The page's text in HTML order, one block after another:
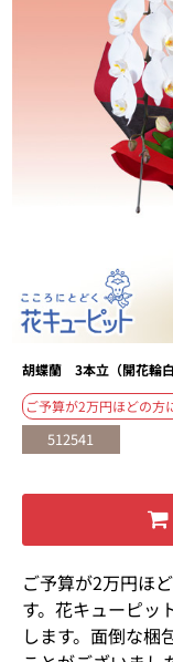
胡蝶蘭 3本立（開花輪白
ご予算が2万円ほどの方
512541
ご予算が2万円ほ
す。花キューピッ
します。面倒な梱